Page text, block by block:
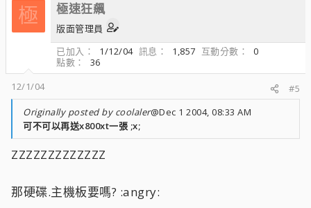
極 極速狂飆
版面管理員
已加入
1/12/04 訊息 1,857 互動分數
0
點數
36
12/1/04
#5
Originally posted by coolaler@Dec 1 2004, 08:33 AM
可不可以再送x800xt一張 ;x;
ZZZZZZZZZZZZZ
那硬碟.主機板要嗎? :angry: